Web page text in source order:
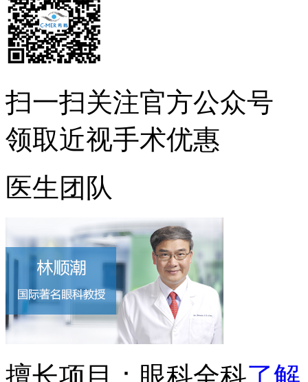
扫一扫关注官方公众号
领取近视手术优惠
医生团队